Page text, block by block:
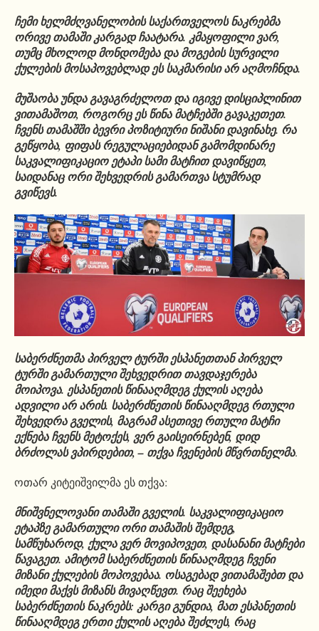
ჩემი ხელმძღვანელობის საქართველოს ნაკრებმა
ორივე თამაში კარგად ჩაატარა. კმაყოფილი ვარ,
თუმც მხოლოდ მონდომება და მოგების სურვილი
ქულების მოსაპოვებლად ეს საკმარისი არ აღმოჩნდა.
მუშაობა უნდა გავაგრძელოთ და იგივე დისციპლინით
ვითამაშოთ, როგორც ეს წინა მატჩებში გავაკეთეთ.
ჩვენს თამაშში ბევრი პოზიტიური ნიშანი დავინახე. ​რა
გეწყობა, ფიფას რეგულაციებიდან გამომდინარე
საკვალიფიკაციო ეტაპი სამი მატჩით დავიწყეთ,
საიდანაც ორი შეხვედრის გამართვა სტუმრად
გვიწევს.
საბერძნეთმა პირველ ტურში ესპანეთთან პირველ
ტურში გამართული შეხვედრით თავდაჯერება
მოიპოვა. ესპანეთის წინააღმდეგ ქულის აღება
ადვილი არ არის. საბერძნეთის წინააღმდეგ რთული
შეხვედრა გველის, მაგრამ ასეთივე რთული მატჩი
ექნება ჩვენს მეტოქეს, ვერ გაისეირნებენ, დიდ
ბრძოლას ვპირდებით, – თქვა ჩვენების მწვრთნელმა.
ოთარ კიტეიშვილმა ეს თქვა:
მნიშვნელოვანი თამაში გველის. საკვალიფიკაციო
ეტაპზე გამართული ორი თამაშის შემდეგ,
სამწუხაროდ, ქულა ვერ მოვიპოვეთ, დასანანი მატჩები
წავაგეთ. ამიტომ საბერძნეთის წინააღმდეგ ჩვენი
მიზანი ქულების მოპოვებაა. ოსაგებად ვითამაშებთ და
იმედი მაქვს მიზანს მივაღწევთ. რაც შეეხება
საბერძნეთის ნაკრებს: კარგი გუნდია, მათ ესპანეთის
წინააღმდეგ ერთი ქულის აღება შეძლეს, რაც